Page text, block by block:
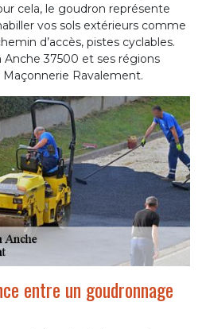
cela, le goudron représente
vos sols extérieurs comme
d’accès, pistes cyclables.
Anche 37500 et ses régions
Ravalement.
entre un goudronnage